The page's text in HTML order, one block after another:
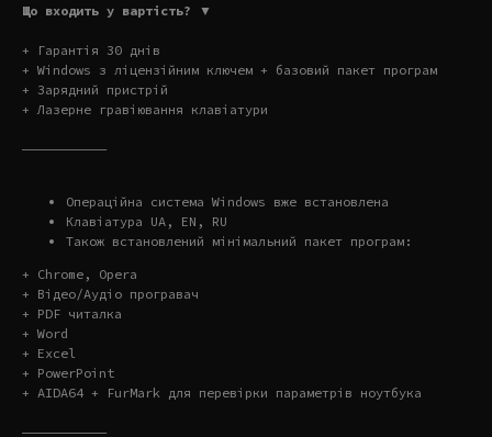
Що входить у вартість? ▼
+ Гарантія 30 днів
+ Windows з ліцензійним ключем + базовий пакет програм
+ Зарядний пристрій
+ Лазерне гравіювання клавіатури
———————————
Операційна система Windows вже встановлена
Клавіатура UA, EN, RU
Також встановлений мінімальний пакет програм:
+ Chrome, Opera
+ Відео/Аудіо програвач
+ PDF читалка
+ Word
+ Excel
+ PowerPoint
+ AIDA64 + FurMark для перевірки параметрів ноутбука
———————————